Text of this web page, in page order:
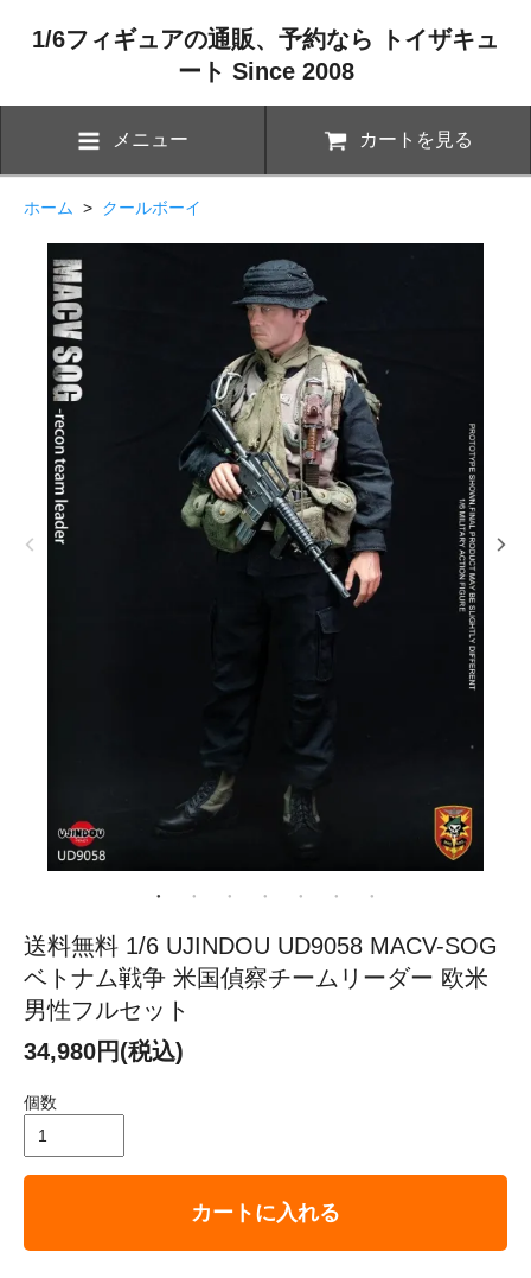
1/6フィギュアの通販、予約なら トイザキュ
ート Since 2008
メニュー カートを見る
ホーム > クールボーイ
送料無料 1/6 UJINDOU UD9058 MACV-SOG
ベトナム戦争 米国偵察チームリーダー 欧米
男性フルセット
34,980円(税込)
個数
カートに入れる